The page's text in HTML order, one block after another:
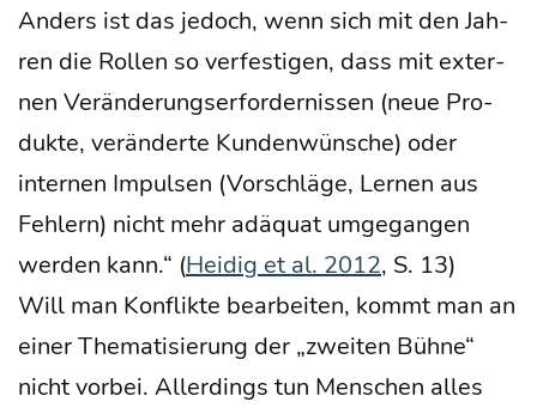
Anders ist das jedoch, wenn sich mit den Jah­
ren die Rol­len so ver­fes­ti­gen, dass mit exter­
nen Ver­än­de­rungs­er­for­der­nis­sen (neue Pro­
duk­te, ver­än­der­te Kun­den­wün­sche) oder
inter­nen Impul­sen (Vor­schlä­ge, Ler­nen aus
Feh­lern) nicht mehr adäquat umge­gan­gen
wer­den kann.“ (Hei­dig et al. 2012, S. 13)
Will man Kon­flik­te bear­bei­ten, kommt man an
einer The­ma­ti­sie­rung der „zwei­ten Büh­ne“
nicht vor­bei. Aller­dings tun Men­schen alles